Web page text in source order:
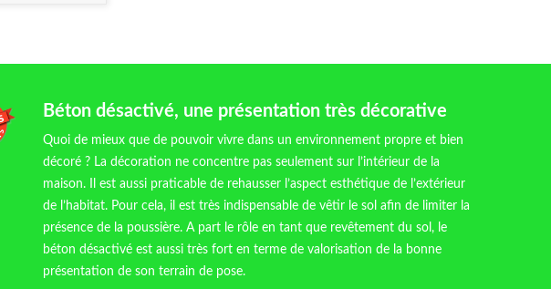
Béton désactivé, une présentation très décorative
Quoi de mieux que de pouvoir vivre dans un environnement propre et bien
décoré ? La décoration ne concentre pas seulement sur l’intérieur de la
maison. Il est aussi praticable de rehausser l’aspect esthétique de l’extérieur
de l’habitat. Pour cela, il est très indispensable de vêtir le sol afin de limiter la
présence de la poussière. A part le rôle en tant que revêtement du sol, le
béton désactivé est aussi très fort en terme de valorisation de la bonne
présentation de son terrain de pose.